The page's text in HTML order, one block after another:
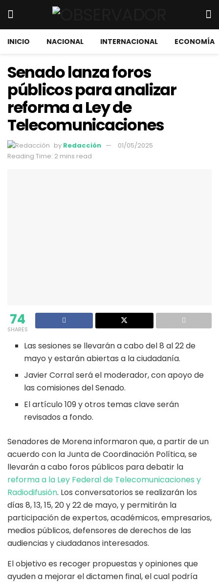
INICIO NACIONAL INTERNACIONAL ECONOMÍA
Senado lanza foros
públicos para analizar
reforma a Ley de
Telecomunicaciones
by Redacción
01/05/2025
Reading Time: 2 mins read
74
SHARES
Las sesiones se llevarán a cabo del 8 al 22 de
mayo y estarán abiertas a la ciudadanía.
Javier Corral será el moderador, con apoyo de
las comisiones del Senado.
El artículo 109 y otros temas clave serán
revisados a fondo.
Senadores de Morena informaron que, a partir de un
acuerdo con la Junta de Coordinación Política, se
llevarán a cabo foros públicos para debatir la
reforma a la Ley Federal de Telecomunicaciones y
Radiodifusión. Los conversatorios se realizarán los
días 8, 13, 15, 20 y 22 de mayo, y permitirán la
participación de expertos, académicos, empresarios,
medios públicos, defensores de derechos de las
audiencias y ciudadanos interesados.
El objetivo es recoger propuestas y opiniones que
ayuden a mejorar el dictamen final, el cual podría